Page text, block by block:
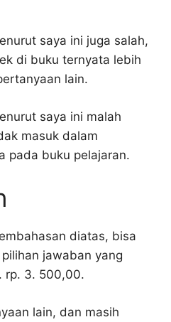
saya ini juga salah,
di buku ternyata lebih
lain.
saya ini malah
masuk dalam
pada buku pelajaran.
diatas, bisa
jawaban yang
rp. 3. 500,00.
lain, dan masih